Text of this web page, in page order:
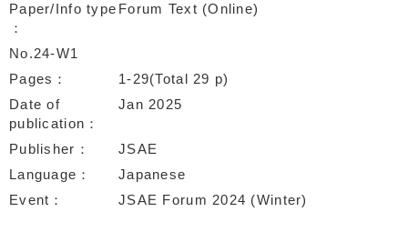
Paper/Info type Forum Text (Online)
No.24-W1
Pages
1-29(Total 29 p)
Date of
publication
Jan 2025
Publisher
JSAE
Language
Japanese
Event
JSAE Forum 2024 (Winter)